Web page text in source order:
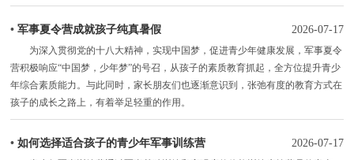
•军事夏令营成就孩子纯真暑假 2026-07-17
为深入贯彻党的十八大精神，实现中国梦，促进青少年健康发展，军事夏令
营积极响应“中国梦，少年梦”的号召，从孩子的素质教育抓起，全方位提升青少
年综合素质能力。与此同时，家长朋友们也逐渐意识到，张弛有度的教育方式在
孩子的成长之路上，有着举足轻重的作用。
•如何选择适合孩子的青少年军事训练营 2026-07-17